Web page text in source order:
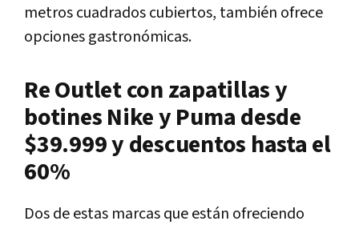
metros cuadrados cubiertos, también ofrece
opciones gastronómicas.
Re Outlet con zapatillas y
botines Nike y Puma desde
$39.999 y descuentos hasta el
60%
Dos de estas marcas que están ofreciendo